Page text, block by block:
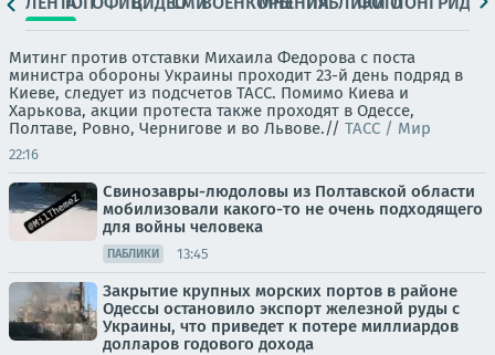
Митинг против отставки Михаила Федорова с поста
министра обороны Украины проходит 23-й день подряд в
Киеве, следует из подсчетов ТАСС. Помимо Киева и
Харькова, акции протеста также проходят в Одессе,
Полтаве, Ровно, Чернигове и во Львове.// ТАСС / Мир
22:16
Свинозавры-людоловы из Полтавской области
мобилизовали какого-то не очень подходящего
для войны человека
ПАБЛИКИ 13:45
Закрытие крупных морских портов в районе
Одессы остановило экспорт железной руды с
Украины, что приведет к потере миллиардов
долларов годового дохода